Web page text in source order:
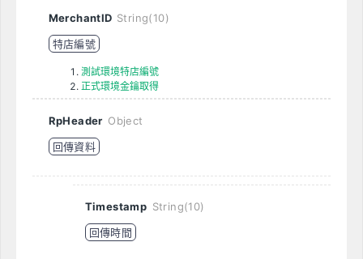
MerchantID String(10)
特店編號
測試環境特店編號
正式環境金鑰取得
RpHeader Object
回傳資料
Timestamp String(10)
回傳時間